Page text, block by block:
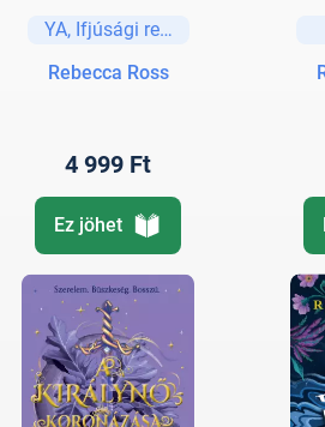
YA, Ifjúsági regények és
Rebecca Ross
4 999 Ft
Ez jöhet